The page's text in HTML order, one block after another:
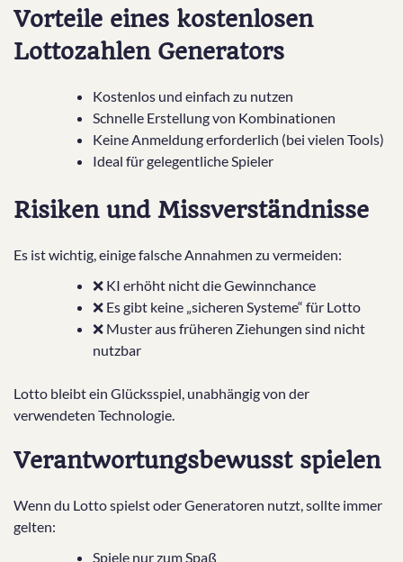
Vorteile eines kostenlosen
Lottozahlen Generators
Kostenlos und einfach zu nutzen
Schnelle Erstellung von Kombinationen
Keine Anmeldung erforderlich (bei vielen Tools)
Ideal für gelegentliche Spieler
Risiken und Missverständnisse
Es ist wichtig, einige falsche Annahmen zu vermeiden:
❌ KI erhöht nicht die Gewinnchance
❌ Es gibt keine „sicheren Systeme“ für Lotto
❌ Muster aus früheren Ziehungen sind nicht
nutzbar
Lotto bleibt ein Glücksspiel, unabhängig von der
verwendeten Technologie.
Verantwortungsbewusst spielen
Wenn du Lotto spielst oder Generatoren nutzt, sollte immer
gelten:
Spiele nur zum Spaß